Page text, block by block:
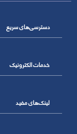
دسترسی‌های سریع
خدمات الکترونیک
لینک‌های مفید